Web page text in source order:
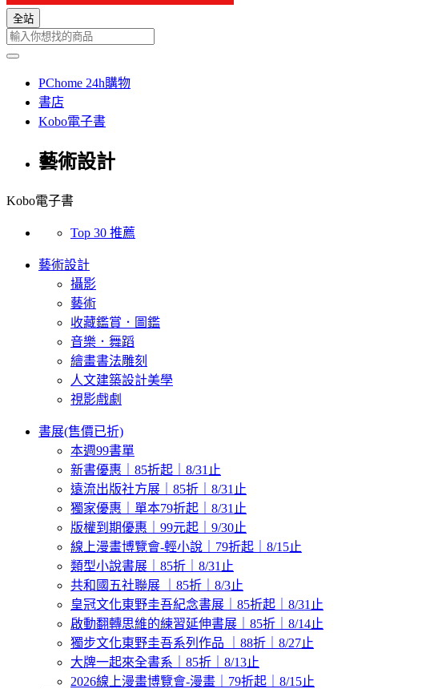
全站
PChome 24h購物
書店
Kobo電子書
藝術設計
Kobo電子書
Top 30 推薦
藝術設計
攝影
藝術
收藏鑑賞．圖鑑
音樂．舞蹈
繪畫書法雕刻
人文建築設計美學
視影戲劇
書展(售價已折)
本週99書單
新書優惠｜85折起｜8/31止
遠流出版社方展｜85折｜8/31止
獨家優惠｜單本79折起｜8/31止
版權到期優惠｜99元起｜9/30止
線上漫畫博覽會-輕小說｜79折起｜8/15止
類型小說書展｜85折｜8/31止
共和國五社聯展 ｜85折｜8/3止
皇冠文化東野圭吾紀念書展｜85折起｜8/31止
啟動翻轉思維的練習延伸書展｜85折｜8/14止
獨步文化東野圭吾系列作品 ｜88折｜8/27止
大牌一起來全書系｜85折｜8/13止
2026線上漫畫博覽會-漫畫｜79折起｜8/15止